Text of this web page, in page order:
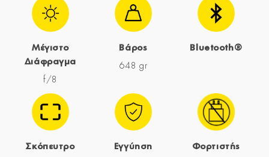
Μέγιστο
Διάφραγμα
f/8
Βάρος
648 gr
Bluetooth®
Σκόπευτρο Εγγύηση Φορτιστής